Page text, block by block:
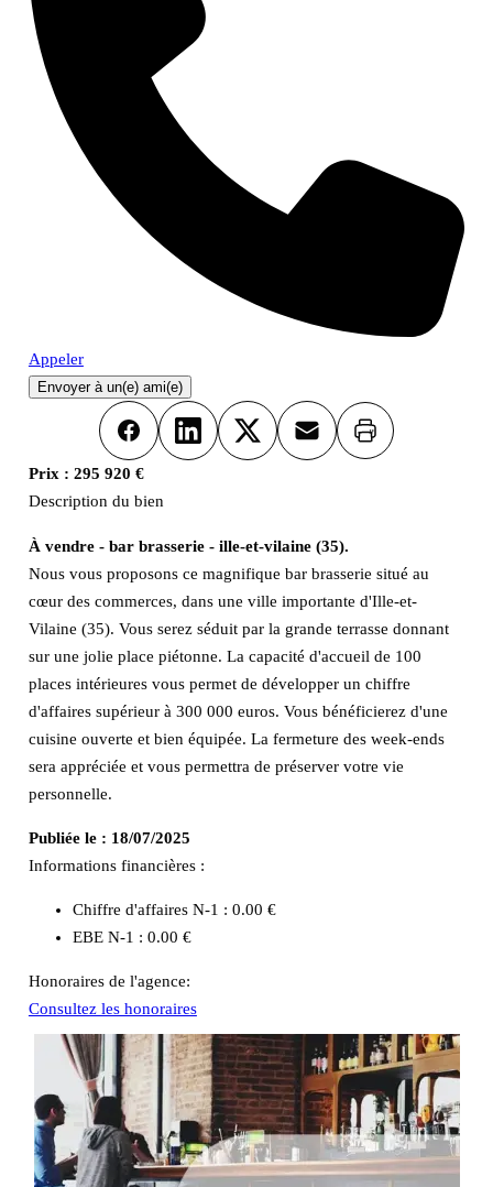
Appeler
Envoyer à un(e) ami(e)
FacebookLinkedInX Email Imprimer
Prix : 295 920 €
Description du bien
À vendre - bar brasserie - ille-et-vilaine (35).
Nous vous proposons ce magnifique bar brasserie situé au
cœur des commerces, dans une ville importante d'Ille-et-
Vilaine (35). Vous serez séduit par la grande terrasse donnant
sur une jolie place piétonne. La capacité d'accueil de 100
places intérieures vous permet de développer un chiffre
d'affaires supérieur à 300 000 euros. Vous bénéficierez d'une
cuisine ouverte et bien équipée. La fermeture des week-ends
sera appréciée et vous permettra de préserver votre vie
personnelle.
Publiée le : 18/07/2025
Informations financières :
Chiffre d'affaires N-1 : 0.00 €
EBE N-1 : 0.00 €
Honoraires de l'agence:
Consultez les honoraires